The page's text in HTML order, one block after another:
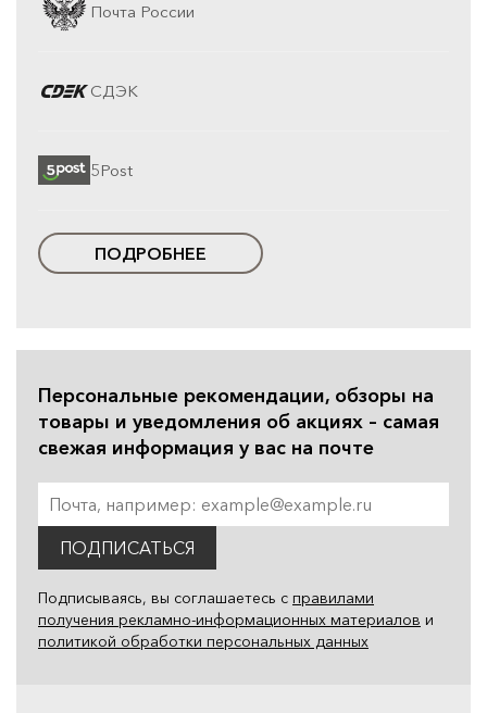
Почта России
СДЭК
5Post
ПОДРОБНЕЕ
Персональные рекомендации, обзоры на
товары и уведомления об акциях – самая
свежая информация у вас на почте
ПОДПИСАТЬСЯ
Подписываясь, вы соглашаетесь с правилами
получения рекламно-информационных материалов и
политикой обработки персональных данных